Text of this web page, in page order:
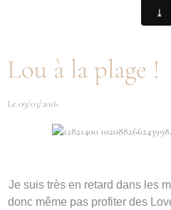
Lou à la plage !
Le 09/03/2016
Je suis très en retard dans les
donc même pas profiter des